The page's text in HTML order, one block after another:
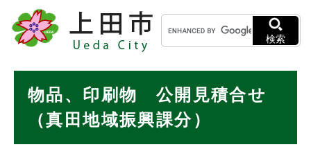
メニューを飛ばして本文へ
キ
ー
ワ
検
検索
物品、印刷物 公開見積合せ
（真田地域振興課分）